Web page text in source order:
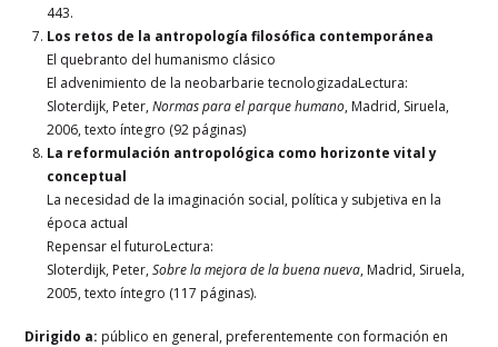
443.
Los retos de la antropología filosófica contemporánea
El quebranto del humanismo clásico
El advenimiento de la neobarbarie tecnologizadaLectura:
Sloterdijk, Peter,Normas para el parque humano, Madrid, Siruela,
2006, texto íntegro (92 páginas)
La reformulación antropológica como horizonte vital y
conceptual
La necesidad de la imaginación social, política y subjetiva en la
época actual
Repensar el futuroLectura:
Sloterdijk, Peter,Sobre la mejora de la buena nueva, Madrid, Siruela,
2005, texto íntegro (117 páginas).
Dirigido a: público en general, preferentemente con formación en